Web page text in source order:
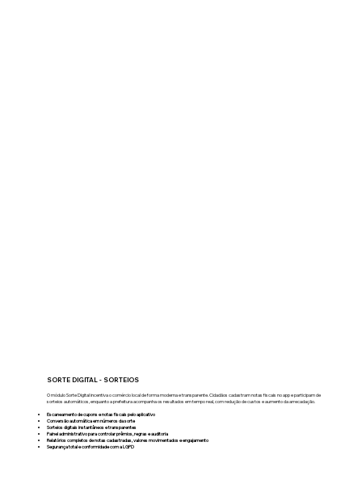
SORTE DIGITAL - SORTEIOS
O módulo Sorte Digital incentiva o comércio local de forma moderna e transparente. Cidadãos cadastram notas fiscais no app e participam de
sorteios automáticos, enquanto a prefeitura acompanha os resultados em tempo real, com redução de custos e aumento da arrecadação.
Escaneamento de cupons e notas fiscais pelo aplicativo
Conversão automática em números da sorte
Sorteios digitais instantâneos e transparentes
Painel administrativo para controlar prêmios, regras e auditoria
Relatórios completos de notas cadastradas, valores movimentados e engajamento
Segurança total e conformidade com a LGPD